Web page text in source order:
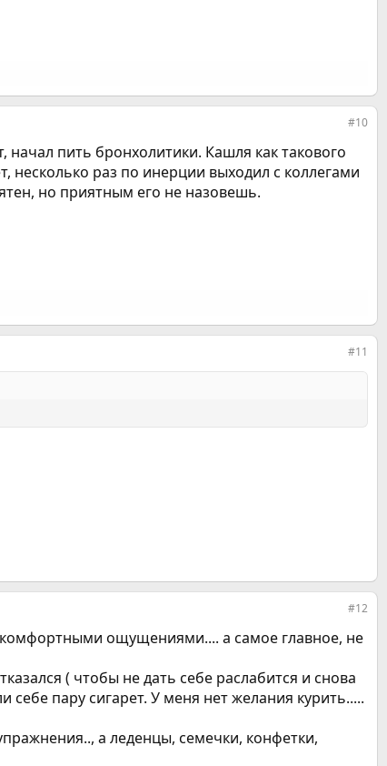
#10
пить бронхолитики. Кашля как такового
несколько раз по инерции выходил с коллегами
но приятным его не назовешь.
#11
#12
ощущениями.... а самое главное, не
( чтобы не дать себе раслабится и снова
себе пару сигарет. У меня нет желания курить.....
а леденцы, семечки, конфетки,